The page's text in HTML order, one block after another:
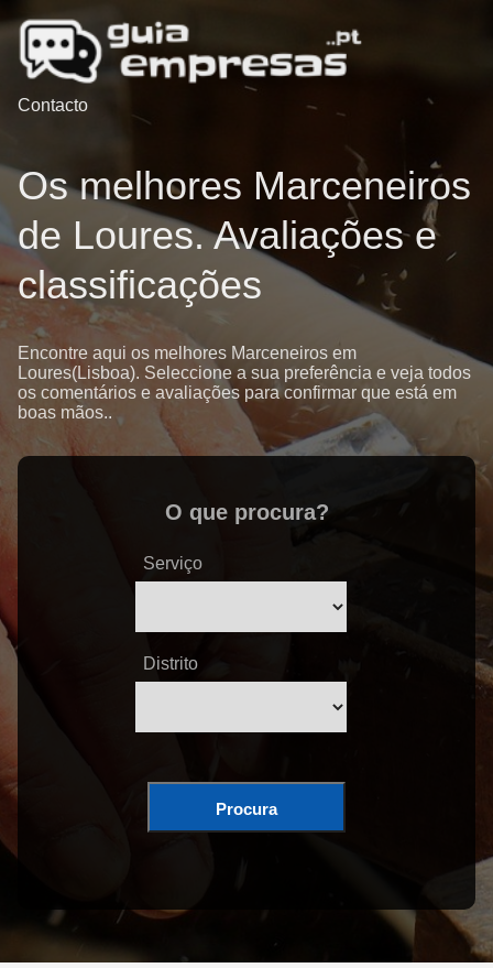
Contacto
Os melhores Marceneiros
de Loures. Avaliações e
classificações
Encontre aqui os melhores Marceneiros em
Loures(Lisboa). Seleccione a sua preferência e veja todos
os comentários e avaliações para confirmar que está em
boas mãos..
O que procura?
Serviço
Distrito
Procura